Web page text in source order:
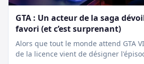
GTA : Un acteur de la saga
favori (et c’est surprenant)
Alors que tout le monde attend GTA
de la licence vient de désigner